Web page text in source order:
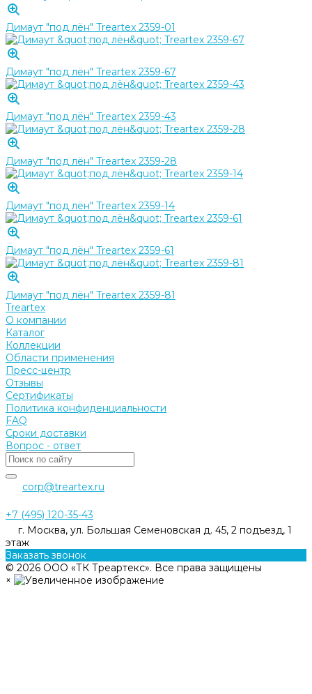
Димаут "под лён" Treartex 2359-01
Димаут "под лён" Treartex 2359-67
Димаут "под лён" Treartex 2359-43
Димаут "под лён" Treartex 2359-28
Димаут "под лён" Treartex 2359-14
Димаут "под лён" Treartex 2359-61
Димаут "под лён" Treartex 2359-81
Treartex
О компании
Каталог
Коллекции
Области применения
Пресс-центр
Отзывы
Сертификаты
Политика конфиденциальности
FAQ
Сроки доставки
Вопрос - ответ
corp@treartex.ru
+7 (495) 120-35-43
г. Москва, ул. Большая Семеновская д. 45, 2 подъезд, 1
этаж
Заказать звонок
© 2026 ООО «ТК Треартекс». Все права защищены
×